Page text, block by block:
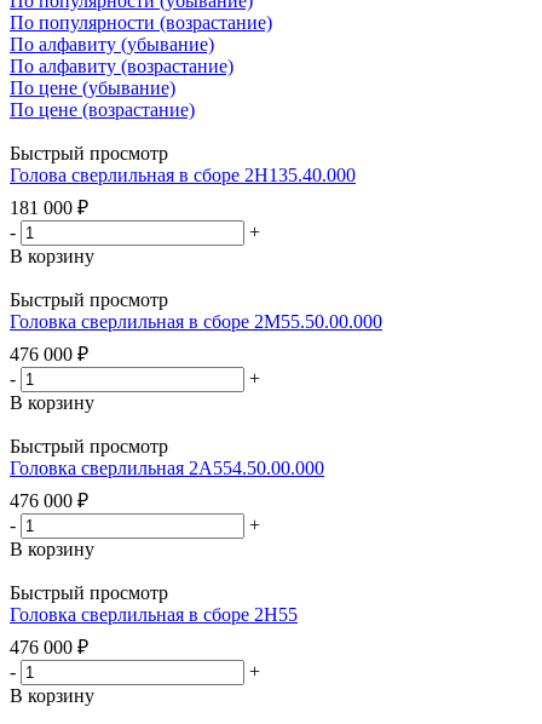
По популярности (возрастание)
По алфавиту (убывание)
По алфавиту (возрастание)
По цене (убывание)
По цене (возрастание)
Быстрый просмотр
Голова сверлильная в сборе 2Н135.40.000
181 000 ₽
-
+
В корзину
Быстрый просмотр
Головка сверлильная в сборе 2М55.50.00.000
476 000 ₽
-
+
В корзину
Быстрый просмотр
Головка сверлильная 2А554.50.00.000
476 000 ₽
-
+
В корзину
Быстрый просмотр
Головка сверлильная в сборе 2Н55
476 000 ₽
-
+
В корзину